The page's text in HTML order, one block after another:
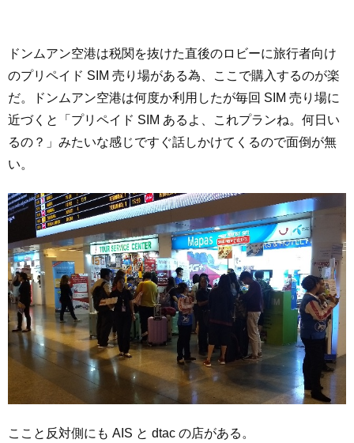
ドンムアン空港は税関を抜けた直後のロビーに旅行者向け
のプリペイド SIM 売り場がある為、ここで購入するのが楽
だ。ドンムアン空港は何度か利用したが毎回 SIM 売り場に
近づくと「プリペイド SIM あるよ、これプランね。何日い
るの？」みたいな感じですぐ話しかけてくるので面倒が無
い。
ここと反対側にも AIS と dtac の店がある。